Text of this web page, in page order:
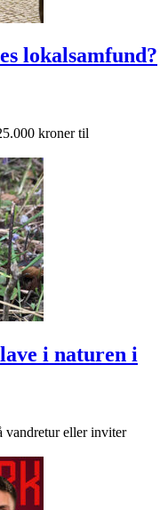
lokalsamfund?
kroner til
i naturen i
vandretur eller inviter